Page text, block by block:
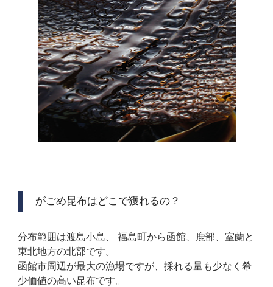
がごめ昆布はどこで獲れるの？
分布範囲は渡島小島、 福島町から函館、鹿部、室蘭と
東北地方の北部です。
函館市周辺が最大の漁場ですが、採れる量も少なく希
少価値の高い昆布です。